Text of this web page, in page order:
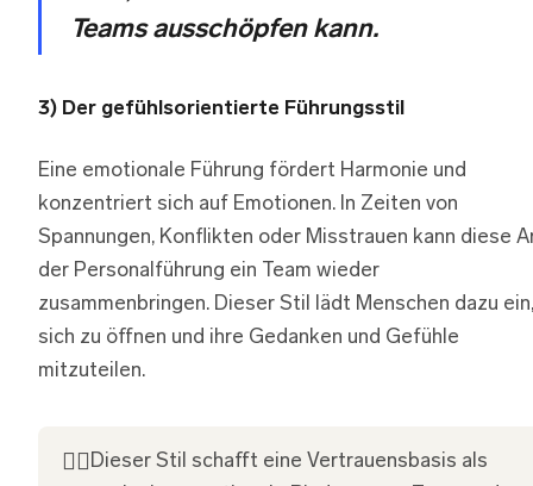
Teams ausschöpfen kann.
3) Der gefühlsorientierte Führungsstil
Eine emotionale Führung fördert Harmonie und
konzentriert sich auf Emotionen. In Zeiten von
Spannungen, Konflikten oder Misstrauen kann diese
der Personalführung ein Team wieder
zusammenbringen. Dieser Stil lädt Menschen dazu ein,
sich zu öffnen und ihre Gedanken und Gefühle
mitzuteilen.
👍🏽 Dieser Stil schafft eine Vertrauensbasis als